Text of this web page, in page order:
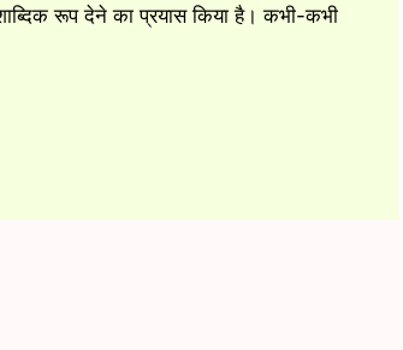
रूप देने का प्रयास किया है। कभी-कभी